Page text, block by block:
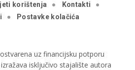
korištenja
Kontakti
Postavke kolačića
uz financijsku potporu
isključivo stajalište autora